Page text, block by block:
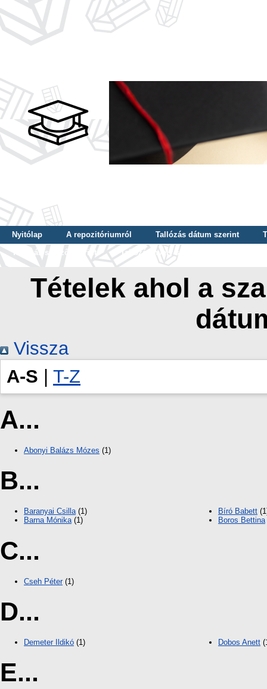
Nyitólap A repozitóriumról Tallózás dátum szerint
Tallózás szerző szerint
Tallózás nyelv szerint
Tételek ahol a
Vissza
A-S
T-Z
A...
Abonyi Balázs Mózes (1)
B...
Baranyai Csilla(1)
Barna Mónika(1)
Bíró Babett
Boros Bettina
C...
Cseh Péter(1)
D...
Demeter Ildikó (1) Dobos Anett
E...